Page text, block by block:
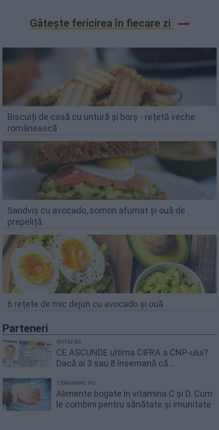
Gătește fericirea în fiecare zi
Biscuiți de casă cu untură și borș - rețetă veche
românească
Sandviș cu avocado, somon afumat și ouă de
prepeliță
6 rețete de mic dejun cu avocado și ouă
Parteneri
SHTIU.RO
CE ASCUNDE ultima CIFRA a CNP-ului?
Dacă ai 3 sau 8 însemană că...
TEMANANC.RO
Alimente bogate în vitamina C și D. Cum
le combini pentru sănătate și imunitate